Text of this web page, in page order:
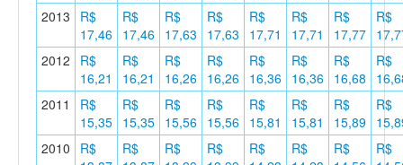
2013
R$
17,46
R$
17,46
R$
17,63
R$
17,63
R$
17,71
R$
17,71
R$
17,77
R$
2012
R$
16,21
R$
16,21
R$
16,26
R$
16,26
R$
16,36
R$
16,36
R$
16,68
R$
2011
R$
15,35
R$
15,35
R$
15,56
R$
15,56
R$
15,81
R$
15,81
R$
15,89
R$
2010
R$
R$
R$
R$
R$
R$
R$
R$